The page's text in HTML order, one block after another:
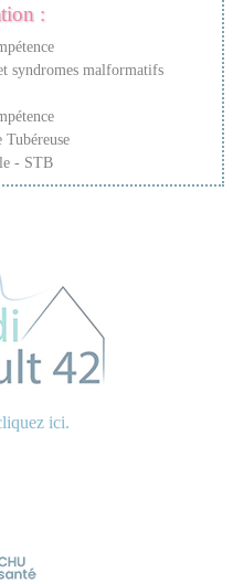
:
syndromes malformatifs
Tubéreuse
- STB
ici.